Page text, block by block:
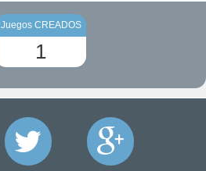
Juegos CREADOS
1